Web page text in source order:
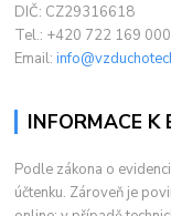
DIČ: CZ29316618
Tel.: +420 722 169 000
Email:
INFORMACE K
Podle zákona o
účtenku. Zároveň je